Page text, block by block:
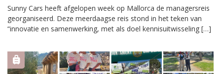
Sunny Cars heeft afgelopen week op Mallorca de managersreis
georganiseerd. Deze meerdaagse reis stond in het teken van
“innovatie en samenwerking, met als doel kennisuitwisseling […]